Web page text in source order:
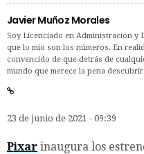
Javier Muñoz Morales
Soy Licenciado en Administración y
que lo mío son los números. En
convencido de que detrás de
mundo que merece la pena descubrir
23 de junio de 2021 - 09:39
Pixar inaugura los